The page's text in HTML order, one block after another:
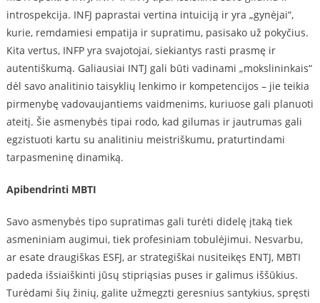
introspekcija. INFJ paprastai vertina intuiciją ir yra „gynėjai“,
kurie, remdamiesi empatija ir supratimu, pasisako už pokyčius.
Kita vertus, INFP yra svajotojai, siekiantys rasti prasmę ir
autentiškumą. Galiausiai INTJ gali būti vadinami „mokslininkais“
dėl savo analitinio taisyklių lenkimo ir kompetencijos – jie teikia
pirmenybę vadovaujantiems vaidmenims, kuriuose gali planuoti
ateitį. Šie asmenybės tipai rodo, kad gilumas ir jautrumas gali
egzistuoti kartu su analitiniu meistriškumu, praturtindami
tarpasmeninę dinamiką.
Apibendrinti MBTI
Savo asmenybės tipo supratimas gali turėti didelę įtaką tiek
asmeniniam augimui, tiek profesiniam tobulėjimui. Nesvarbu,
ar esate draugiškas ESFJ, ar strategiškai nusiteikęs ENTJ, MBTI
padeda išsiaiškinti jūsų stipriąsias puses ir galimus iššūkius.
Turėdami šių žinių, galite užmegzti geresnius santykius, spręsti